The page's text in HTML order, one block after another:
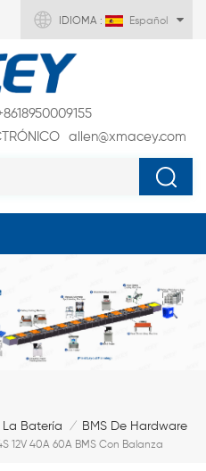
IDIOMA : Español
allen@xmacey.com
Batería / BMS De Hardware
12V 40A 60A BMS Con Balanza